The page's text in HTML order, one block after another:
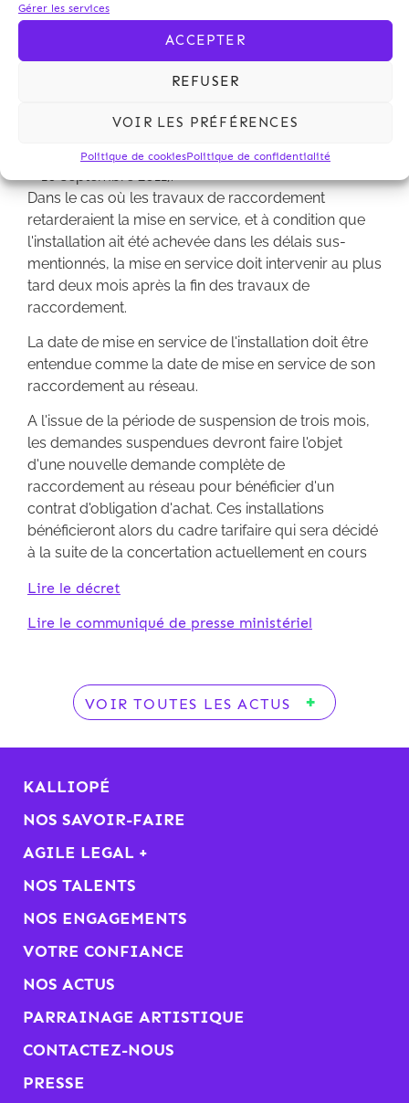
Gérer les services
ACCEPTER
REFUSER
VOIR LES PRÉFÉRENCES
Politique de cookiesPolitique de confidentialité
financière de raccordement au réseau
ou, si la notification de la proposition technique et
financière de raccordement est antérieure de plus
de neuf mois à la date d'entrée en vigueur du
servcie de l'installation dans les neuf mois suivant
la date d'entrée en vigueur du décret (soit avant le
Dans le cas où les travaux de raccordement
retarderaient la mise en service, et à condition que
l'installation ait été achevée dans les délais sus-
mentionnés, la mise en service doit intervenir au plus
tard deux mois après la fin des travaux de
raccordement.
La date de mise en service de l'installation doit être
entendue comme la date de mise en service de son
raccordement au réseau.
A l'issue de la période de suspension de trois mois,
les demandes suspendues devront faire l'objet
d'une nouvelle demande complète de
raccordement au réseau pour bénéficier d'un
contrat d'obligation d'achat. Ces installations
bénéficieront alors du cadre tarifaire qui sera décidé
à la suite de la concertation actuellement en cours
Lire le décret
Lire le communiqué de presse ministériel
VOIR TOUTES LES ACTUS
KALLIOPÉ
NOS SAVOIR-FAIRE
AGILE LEGAL +
NOS TALENTS
NOS ENGAGEMENTS
VOTRE CONFIANCE
NOS ACTUS
PARRAINAGE ARTISTIQUE
CONTACTEZ-NOUS
PRESSE